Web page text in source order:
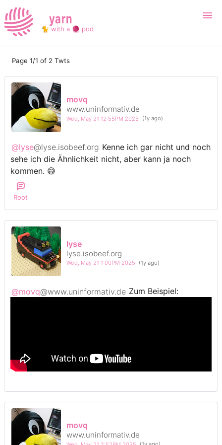
yarn
🐈 with a 🧶 pod
Page 1/1 of 2 Twts
movq
www.uninformativ.de
Wed, May 21 12:55PM 2025 (1y ago)
@lyse@lyse.isobeef.org Kenne ich gar nicht und noch
sehe ich die Ähnlichkeit nicht, aber kann ja noch
kommen. 😅
Root
lyse
lyse.isobeef.org
Wed, May 21 1:00PM 2025 (1y ago)
@movq@www.uninformativ.de Zum Beispiel:
movq
www.uninformativ.de